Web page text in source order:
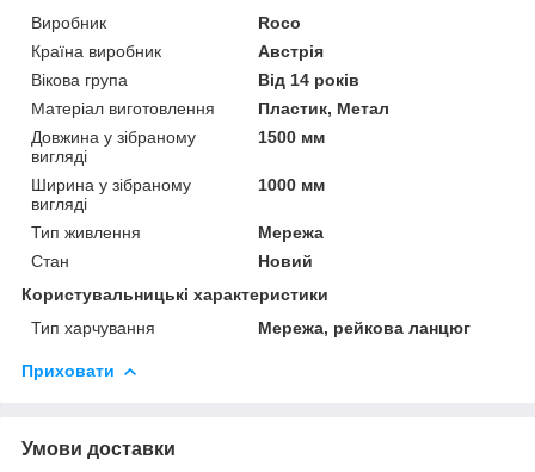
Виробник
Roco
Країна виробник
Австрія
Вікова група
Від 14 років
Матеріал виготовлення
Пластик, Метал
Довжина у зібраному
вигляді
1500 мм
Ширина у зібраному
вигляді
1000 мм
Тип живлення
Мережа
Стан
Новий
Користувальницькі характеристики
Тип харчування
Мережа, рейкова ланцюг
Приховати
Умови доставки